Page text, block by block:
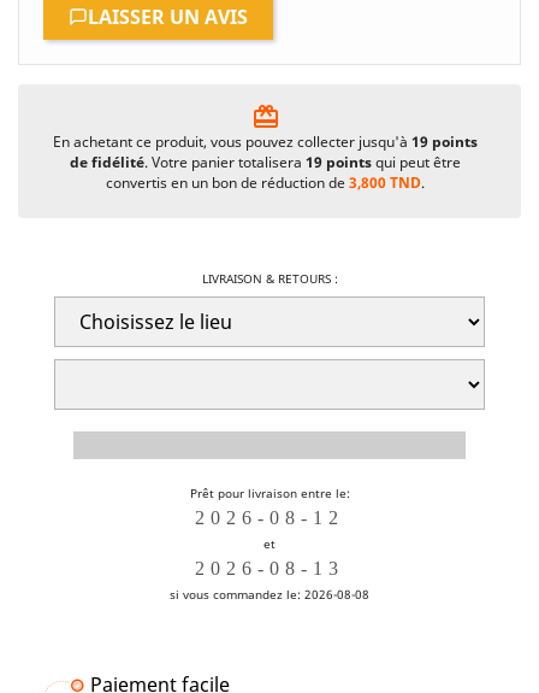
LAISSER UN AVIS
card_giftcard
En achetant ce produit, vous pouvez collecter jusqu'à 19 points
de fidélité. Votre panier totalisera 19 pointsqui peut être
convertis en un bon de réduction de3,800 TND.
LIVRAISON & RETOURS :
Prêt pour livraison entre le:
et
si vous commandez le: 2026-08-08
Paiement facile